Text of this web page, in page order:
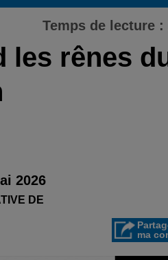
Temps de lecture :
les rênes
2026
DE
ma